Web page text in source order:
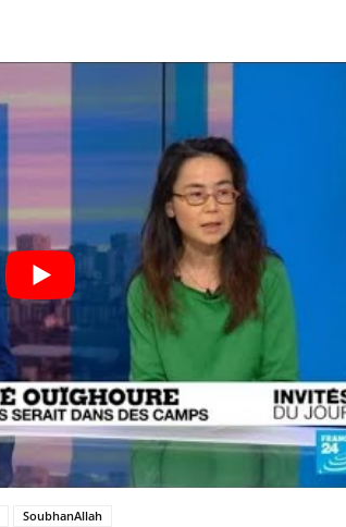
SoubhanAllah